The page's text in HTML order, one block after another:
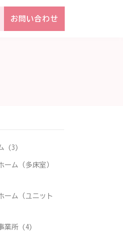
お問い合わせ
(3)
ーム（多床室）
ーム（ユニット
業所 (4)